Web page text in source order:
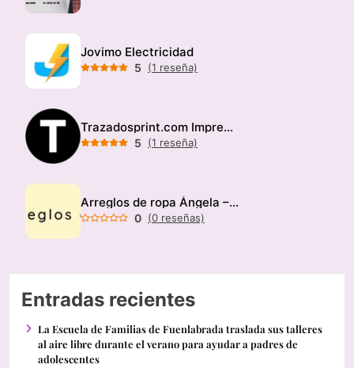
Jovimo Electricidad
5 (1 reseña)
Trazadosprint.com Imprenta
5 (1 reseña)
Arreglos de ropa Ángela – Modista
0 (0 reseñas)
Entradas recientes
La Escuela de Familias de Fuenlabrada traslada sus talleres
al aire libre durante el verano para ayudar a padres de
adolescentes